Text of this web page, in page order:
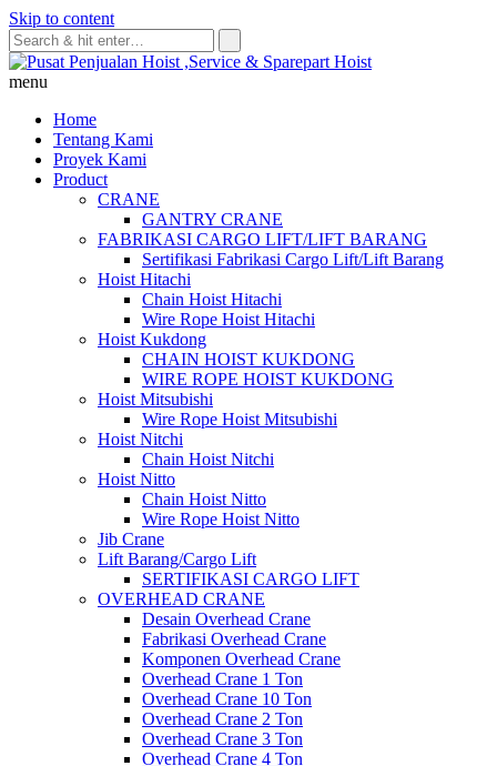
Skip to content
menu
Home
Tentang Kami
Proyek Kami
Product
CRANE
GANTRY CRANE
FABRIKASI CARGO LIFT/LIFT BARANG
Sertifikasi Fabrikasi Cargo Lift/Lift Barang
Hoist Hitachi
Chain Hoist Hitachi
Wire Rope Hoist Hitachi
Hoist Kukdong
CHAIN HOIST KUKDONG
WIRE ROPE HOIST KUKDONG
Hoist Mitsubishi
Wire Rope Hoist Mitsubishi
Hoist Nitchi
Chain Hoist Nitchi
Hoist Nitto
Chain Hoist Nitto
Wire Rope Hoist Nitto
Jib Crane
Lift Barang/Cargo Lift
SERTIFIKASI CARGO LIFT
OVERHEAD CRANE
Desain Overhead Crane
Fabrikasi Overhead Crane
Komponen Overhead Crane
Overhead Crane 1 Ton
Overhead Crane 10 Ton
Overhead Crane 2 Ton
Overhead Crane 3 Ton
Overhead Crane 4 Ton